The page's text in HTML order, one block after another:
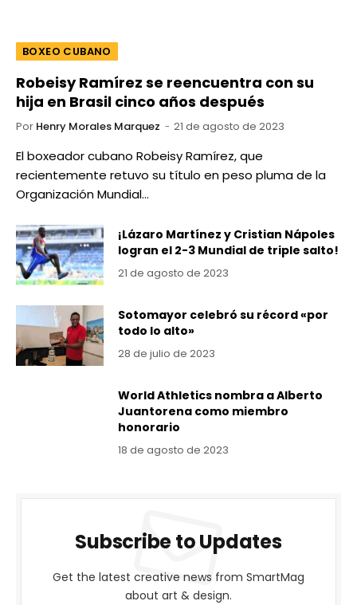
BOXEO CUBANO
Robeisy Ramírez se reencuentra con su
hija en Brasil cinco años después
Por Henry Morales Marquez 21 de agosto de 2023
El boxeador cubano Robeisy Ramírez, que
recientemente retuvo su título en peso pluma de la
Organización Mundial…
¡Lázaro Martínez y Cristian Nápoles
logran el 2-3 Mundial de triple salto!
21 de agosto de 2023
Sotomayor celebró su récord «por
todo lo alto»
28 de julio de 2023
World Athletics nombra a Alberto
Juantorena como miembro
honorario
18 de agosto de 2023
Subscribe to Updates
Get the latest creative news from SmartMag
about art & design.